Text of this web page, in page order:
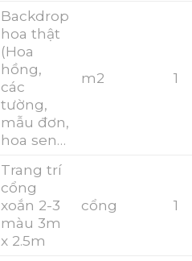
Backdrop
hoa thật
(Hoa
hồng,
các
tường,
mẫu đơn,
hoa sen…
m2 1
Trang trí
cổng
xoắn 2-3
màu 3m
x 2.5m
cổng 1